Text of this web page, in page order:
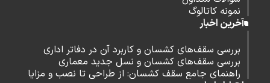
نمونه کاتالوگ
آخرین اخبار
بررسی سقف‌های کشسان و کاربرد آن در دفاتر اداری
بررسی سقف‌های کشسان و نسل جدید معماری
راهنمای جامع سقف کشسان: از طراحی تا نصب و مزایا